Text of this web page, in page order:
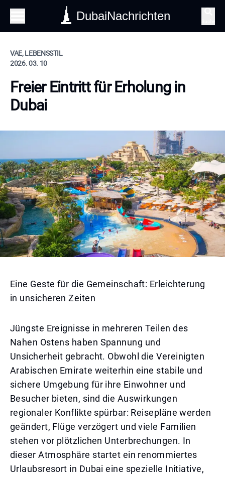
DubaiNachrichten
VAE, LEBENSSTIL
2026. 03. 10
Freier Eintritt für Erholung in
Dubai
Eine Geste für die Gemeinschaft: Erleichterung
in unsicheren Zeiten
Jüngste Ereignisse in mehreren Teilen des
Nahen Ostens haben Spannung und
Unsicherheit gebracht. Obwohl die Vereinigten
Arabischen Emirate weiterhin eine stabile und
sichere Umgebung für ihre Einwohner und
Besucher bieten, sind die Auswirkungen
regionaler Konflikte spürbar: Reisepläne werden
geändert, Flüge verzögert und viele Familien
stehen vor plötzlichen Unterbrechungen. In
dieser Atmosphäre startet ein renommiertes
Urlaubsresort in Dubai eine spezielle Initiative,